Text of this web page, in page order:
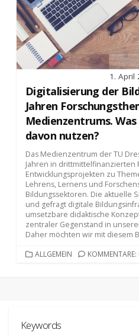
1. April
Digitalisierung der
Jahren
Medienzentrums.
davon nutzen?
Das Medienzentrum der TU
Jahren in drittmittelfinanzierten
Entwicklungsprojekten zu
Lehrens, Lernens und
Bildungssektoren. Die aktuelle
und gefragt digitale
umsetzbare didaktische
zentraler Gegenstand in
Daher möchten wir mit diesem
KATEGORIEN
ALLGEMEIN KOMMENTARE:
Keywords